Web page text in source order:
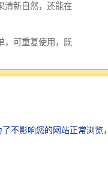
清新自然，还能在
，可重复使用，既
程经验，能够根据